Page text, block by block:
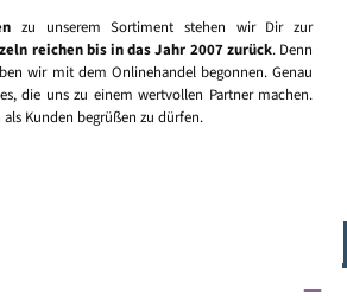
zu unserem Sortiment stehen wir Dir zur
reichen bis in das Jahr 2007 zurück. Denn
wir mit dem Onlinehandel begonnen. Genau
die uns zu einem wertvollen Partner machen.
Kunden begrüßen zu dürfen.